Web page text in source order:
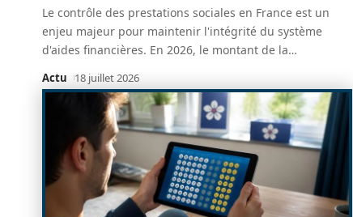
Le contrôle des prestations sociales en France est un
enjeu majeur pour maintenir l'intégrité du système
d'aides financières. En 2026, le montant de la…
Actu 18 juillet 2026